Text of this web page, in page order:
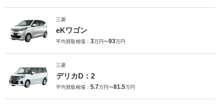
三菱
eKワゴン
平均買取相場： 3万円〜93万円
三菱
デリカD：2
平均買取相場： 5.7万円〜81.5万円